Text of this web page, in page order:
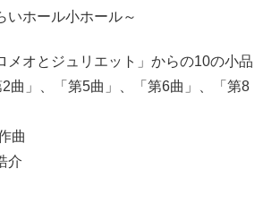
いホール小ホール～
メオとジュリエット」からの10の小品
曲」、「第5曲」、「第6曲」、「第8
曲
介